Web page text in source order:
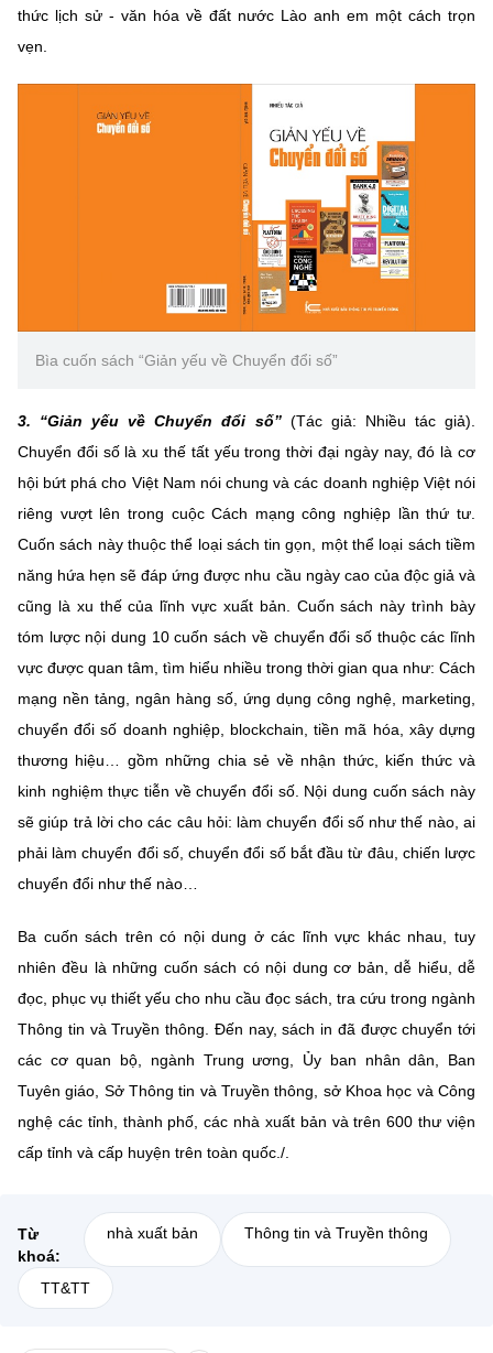
thức lịch sử - văn hóa về đất nước Lào anh em một cách trọn
vẹn.
Bìa cuốn sách “Giản yếu về Chuyển đổi số”
3. “Giản yếu về Chuyển đổi số” (Tác giả: Nhiều tác giả).
Chuyển đổi số là xu thế tất yếu trong thời đại ngày nay, đó là cơ
hội bứt phá cho Việt Nam nói chung và các doanh nghiệp Việt nói
riêng vượt lên trong cuộc Cách mạng công nghiệp lần thứ tư.
Cuốn sách này thuộc thể loại sách tin gọn, một thể loại sách tiềm
năng hứa hẹn sẽ đáp ứng được nhu cầu ngày cao của độc giả và
cũng là xu thế của lĩnh vực xuất bản. Cuốn sách này trình bày
tóm lược nội dung 10 cuốn sách về chuyển đổi số thuộc các lĩnh
vực được quan tâm, tìm hiểu nhiều trong thời gian qua như: Cách
mạng nền tảng, ngân hàng số, ứng dụng công nghệ, marketing,
chuyển đổi số doanh nghiệp, blockchain, tiền mã hóa, xây dựng
thương hiệu… gồm những chia sẻ về nhận thức, kiến thức và
kinh nghiệm thực tiễn về chuyển đổi số. Nội dung cuốn sách này
sẽ giúp trả lời cho các câu hỏi: làm chuyển đổi số như thế nào, ai
phải làm chuyển đổi số, chuyển đổi số bắt đầu từ đâu, chiến lược
chuyển đổi như thế nào…
Ba cuốn sách trên có nội dung ở các lĩnh vực khác nhau, tuy
nhiên đều là những cuốn sách có nội dung cơ bản, dễ hiểu, dễ
đọc, phục vụ thiết yếu cho nhu cầu đọc sách, tra cứu trong ngành
Thông tin và Truyền thông. Đến nay, sách in đã được chuyển tới
các cơ quan bộ, ngành Trung ương, Ủy ban nhân dân, Ban
Tuyên giáo, Sở Thông tin và Truyền thông, sở Khoa học và Công
nghệ các tỉnh, thành phố, các nhà xuất bản và trên 600 thư viện
cấp tỉnh và cấp huyện trên toàn quốc./.
Từ
khoá:
nhà xuất bản Thông tin và Truyền thông
TT&TT